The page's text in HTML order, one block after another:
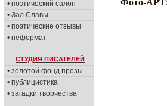
• поэтический салон
• Зал Славы
• поэтические отзывы
• неформат
СТУДИЯ ПИСАТЕЛЕЙ
• золотой фонд прозы
• публицистика
• загадки творчества
Фото-АРТ: